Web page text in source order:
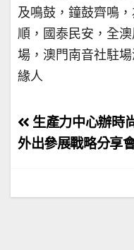
及鳴鼓，鐘鼓齊鳴
順，國泰民安，全
場，澳門南音社駐
緣人
文
章
覽
生產力中心辦時
外出參展戰略分享